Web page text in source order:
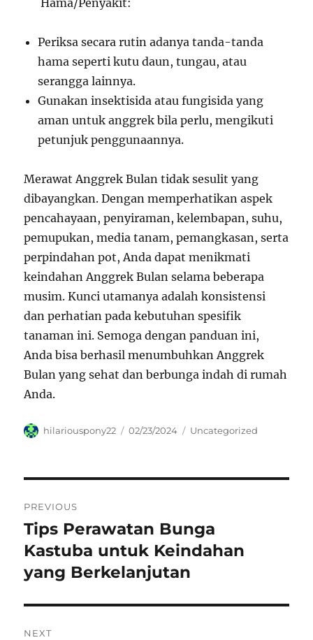
Hama/Penyakit:
Periksa secara rutin adanya tanda-tanda
hama seperti kutu daun, tungau, atau
serangga lainnya.
Gunakan insektisida atau fungisida yang
aman untuk anggrek bila perlu, mengikuti
petunjuk penggunaannya.
Merawat Anggrek Bulan tidak sesulit yang
dibayangkan. Dengan memperhatikan aspek
pencahayaan, penyiraman, kelembapan, suhu,
pemupukan, media tanam, pemangkasan, serta
perpindahan pot, Anda dapat menikmati
keindahan Anggrek Bulan selama beberapa
musim. Kunci utamanya adalah konsistensi
dan perhatian pada kebutuhan spesifik
tanaman ini. Semoga dengan panduan ini,
Anda bisa berhasil menumbuhkan Anggrek
Bulan yang sehat dan berbunga indah di rumah
Anda.
Author
hilariouspony22
Posted
02/23/2024 Categories
Uncategorized
pos
PREVIOUS
Previous
post:
Tips Perawatan Bunga
Kastuba untuk Keindahan
yang Berkelanjutan
NEXT